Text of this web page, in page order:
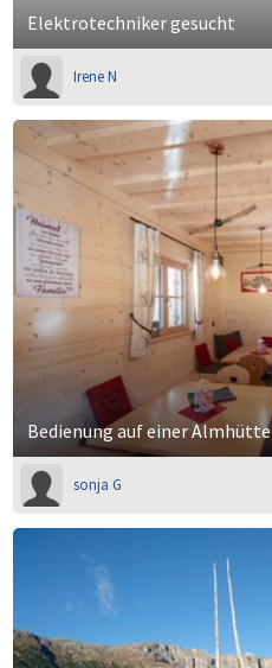
Elektrotechniker gesucht
Irene N
Bedienung auf einer Almhütte
sonja G